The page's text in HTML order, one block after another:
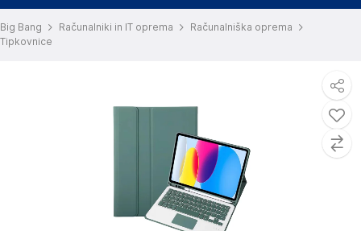
Big Bang Računalniki in IT oprema
Računalniška oprema
Tipkovnice